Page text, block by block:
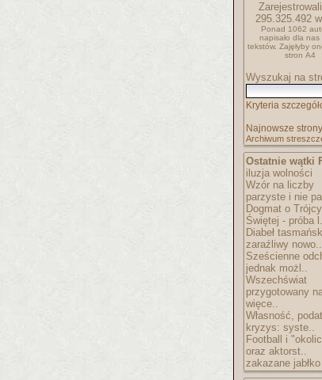
295.325.492
Ponad 1062
napisało dla nas
tekstów. Zajęłyby
stron A4
Wyszukaj na
Kryteria
Najnowsze
Archiwum
Ostatnie wątki
iluzja wolności
Wzór na liczby
parzyste i nie
Dogmat o Trójcy
Świętej - próba
Diabeł
zaraźliwy nowo..
Sześcienne
jednak możl..
Wszechświat
przygotowany
więce..
Własność,
kryzys: syste..
Football i
oraz aktorst..
zakazane